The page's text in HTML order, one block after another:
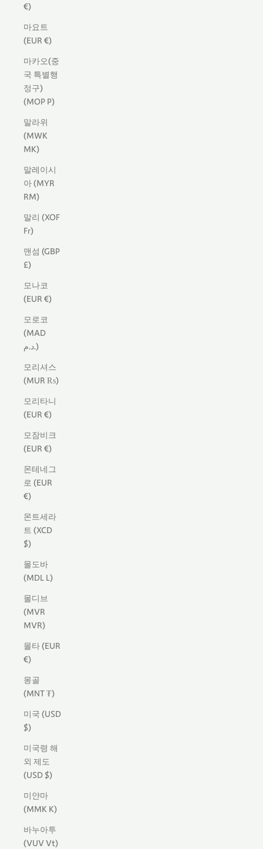
€)
마요트
(EUR €)
마카오(중
국 특별행
정구)
(MOP P)
말라위
(MWK
MK)
말레이시
아 (MYR
RM)
말리 (XOF
Fr)
맨섬 (GBP
£)
모나코
(EUR €)
모로코
(MAD
د.م.)
모리셔스
(MUR ₨)
모리타니
(EUR €)
모잠비크
(EUR €)
몬테네그
로 (EUR
€)
몬트세라
트 (XCD
$)
몰도바
(MDL L)
몰디브
(MVR
MVR)
몰타 (EUR
€)
몽골
(MNT ₮)
미국 (USD
$)
미국령 해
외 제도
(USD $)
미얀마
(MMK K)
바누아투
(VUV Vt)